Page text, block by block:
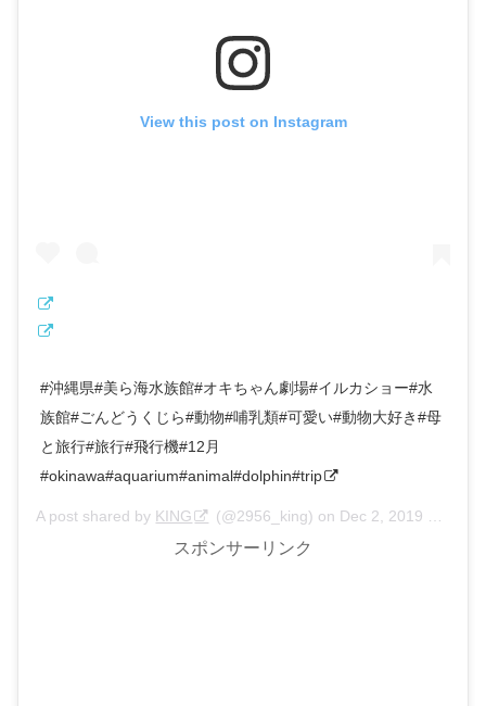
View this post on Instagram
#沖縄県#美ら海水族館#オキちゃん劇場#イルカショー#水
族館#ごんどうくじら#動物#哺乳類#可愛い#動物大好き#母
と旅行#旅行#飛行機#12月
#okinawa#aquarium#animal#dolphin#trip
A post shared by KING (@2956_king) on Dec 2, 2019 at 10:54pm PST
スポンサーリンク